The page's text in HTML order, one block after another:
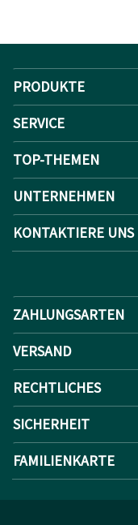
PRODUKTE
SERVICE
TOP-THEMEN
UNTERNEHMEN
KONTAKTIERE UNS
ZAHLUNGSARTEN
VERSAND
RECHTLICHES
SICHERHEIT
FAMILIENKARTE